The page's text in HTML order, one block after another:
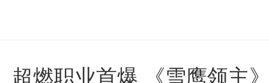
超燃职业首爆 《雪鹰领主